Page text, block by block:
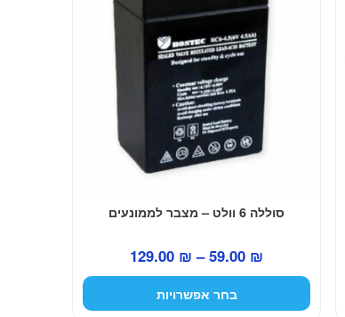
סוללה 6 וולט – מצבר לממונעים
59.00 ₪
–
129.00 ₪
טווח
מחירים:
בחר אפשרויות
האפשרויות